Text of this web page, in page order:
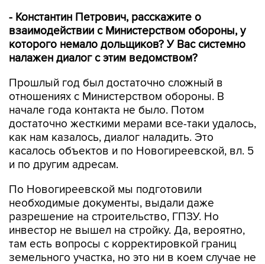
- Константин Петрович, расскажите о
взаимодействии с Министерством обороны, у
которого немало дольщиков? У Вас системно
налажен диалог с этим ведомством?
Прошлый год был достаточно сложный в
отношениях с Министерством обороны. В
начале года контакта не было. Потом
достаточно жесткими мерами все-таки удалось,
как нам казалось, диалог наладить. Это
касалось объектов и по Новогиреевской, вл. 5
и по другим адресам.
По Новогиреевской мы подготовили
необходимые документы, выдали даже
разрешение на строительство, ГПЗУ. Но
инвестор не вышел на стройку. Да, вероятно,
там есть вопросы с корректировкой границ
земельного участка, но это ни в коем случае не